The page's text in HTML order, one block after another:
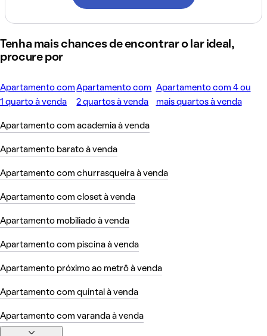
Tenha mais chances de encontrar o lar ideal,
procure por
Apartamento com
1 quarto à venda
Apartamento com
2 quartos à venda
Apartamento com 4 ou
mais quartos à venda
Apartamento com academia à venda
Apartamento barato à venda
Apartamento com churrasqueira à venda
Apartamento com closet à venda
Apartamento mobiliado à venda
Apartamento com piscina à venda
Apartamento próximo ao metrô à venda
Apartamento com quintal à venda
Apartamento com varanda à venda